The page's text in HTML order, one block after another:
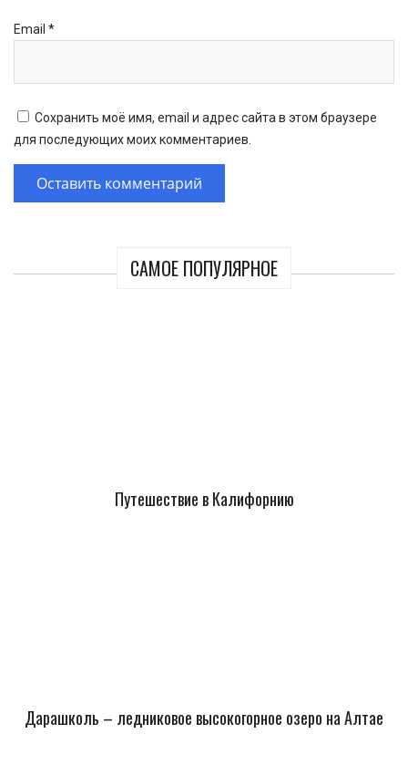
САМОЕ ПОПУЛЯРНОЕ
Путешествие в Калифорнию
Дарашколь – ледниковое высокогорное озеро на Алтае
Email *
Сохранить моё имя, email и адрес сайта в этом браузере
для последующих моих комментариев.